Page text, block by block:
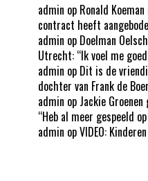
admin op Ronald
contract heeft
admin op Doelman
Utrecht: “Ik voel me
admin op Dit is de
dochter van Frank de Boer
admin op Jackie
“Heb al meer gespeeld
admin opVIDEO: